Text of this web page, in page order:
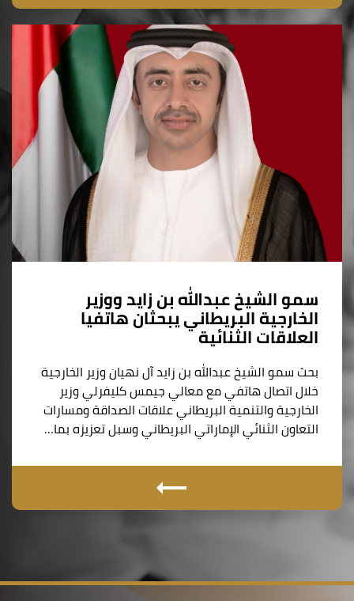
سمو الشيخ عبدالله بن زايد ووزير
الخارجية البريطاني يبحثان هاتفيا
العلاقات الثنائية
بحث سمو الشيخ عبدالله بن زايد آل نهيان وزير الخارجية
خلال اتصال هاتفي مع معالي جيمس كليفرلي وزير
الخارجية والتنمية البريطاني علاقات الصداقة ومسارات
التعاون الثنائي الإماراتي البريطاني وسبل تعزيزه بما…